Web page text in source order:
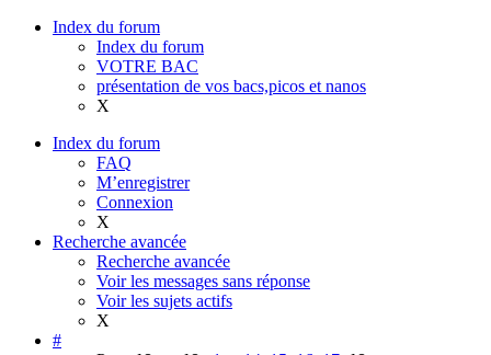
Index du forum
Index du forum
VOTRE BAC
présentation de vos bacs,picos et nanos
X
Index du forum
FAQ
M’enregistrer
Connexion
X
Recherche avancée
Recherche avancée
Voir les messages sans réponse
Voir les sujets actifs
X
#